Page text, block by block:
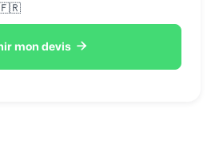
🇫🇷
mon devis 